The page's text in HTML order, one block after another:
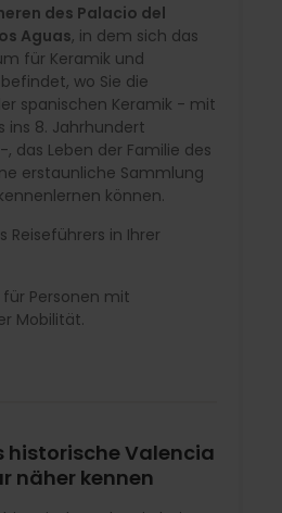
des Palacio del
Aguas, in dem sich das
für Keramik und
wo Sie die
spanischen Keramik - mit
ins 8. Jahrhundert
das Leben der Familie des
erstaunliche Sammlung
können.
Reiseführers in Ihrer
Personen mit
Mobilität.
historische Valencia
näher kennen